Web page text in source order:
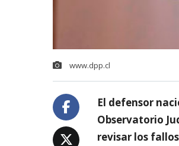
www.dpp.cl
El defensor
Observatorio
revisar los